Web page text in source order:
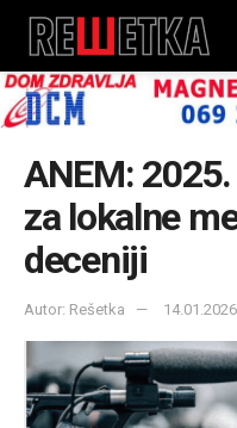
ANEM:
za lokalne
deceniji
Autor: Rešetka